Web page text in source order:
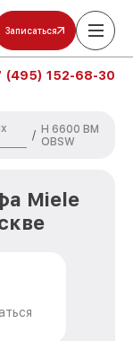
Записаться
(495) 152-68-30
/ H 6600 BM
OBSW
Miele